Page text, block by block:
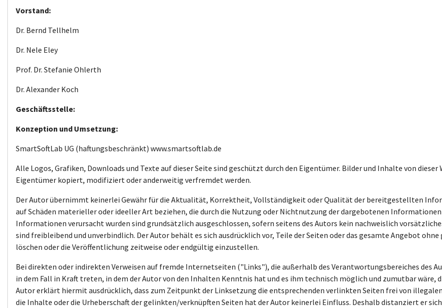
Vorstand:
Dr. Bernd Tellhelm
Dr. Nele Eley
Prof. Dr. Stefanie Ohlerth
Dr. Alexander Koch
Geschäftsstelle:
Konzeption und Umsetzung:
SmartSoftLab UG (haftungsbeschränkt) www.smartsoftlab.de
Alle Logos, Grafiken, Downloads und Texte auf dieser Seite sind geschützt durch den Eigentümer. Bilder und Inhalte von
Eigentümer kopiert, modifiziert oder anderweitig verfremdet werden.
Der Autor übernimmt keinerlei Gewähr für die Aktualität, Korrektheit, Vollständigkeit oder Qualität der bereitgestellten
auf Schäden materieller oder ideeller Art beziehen, die durch die Nutzung oder Nichtnutzung der dargebotenen
Informationen verursacht wurden sind grundsätzlich ausgeschlossen, sofern seitens des Autors kein nachweislich
sind freibleibend und unverbindlich. Der Autor behält es sich ausdrücklich vor, Teile der Seiten oder das gesamte Angebot
löschen oder die Veröffentlichung zeitweise oder endgültig einzustellen.
Bei direkten oder indirekten Verweisen auf fremde Internetseiten ("Links"), die außerhalb des Verantwortungsbereiches des
in dem Fall in Kraft treten, in dem der Autor von den Inhalten Kenntnis hat und es ihm technisch möglich und zumutbar
Autor erklärt hiermit ausdrücklich, dass zum Zeitpunkt der Linksetzung die entsprechenden verlinkten Seiten frei von
die Inhalte oder die Urheberschaft der gelinkten/verknüpften Seiten hat der Autor keinerlei Einfluss. Deshalb distanziert er